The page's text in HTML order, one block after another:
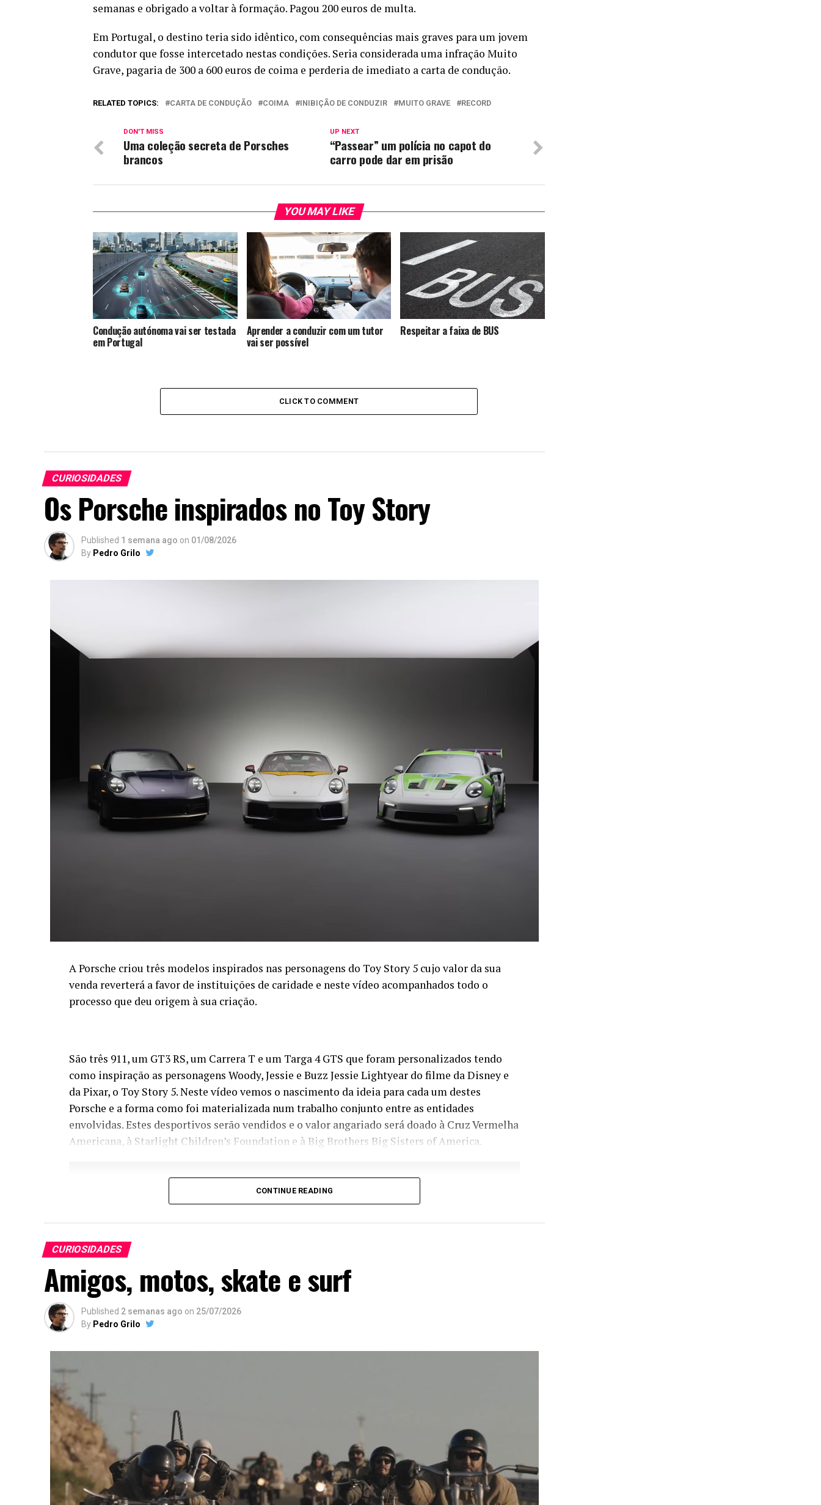
semanas e obrigado a voltar à formação. Pagou 200 euros de multa.
Em Portugal, o destino teria sido idêntico, com consequências mais graves para um jovem
condutor que fosse intercetado nestas condições. Seria considerada uma infração Muito
Grave, pagaria de 300 a 600 euros de coima e perderia de imediato a carta de condução.
RELATED TOPICS: CARTA DE CONDUÇÃO COIMA INIBIÇÃO DE CONDUZIR MUITO GRAVE RECORD
UP NEXT
“Passear” um polícia no capot do
carro pode dar em prisão
DON'T MISS
Uma coleção secreta de Porsches
brancos
YOU MAY LIKE
Condução autónoma vai ser testada
em Portugal
Aprender a conduzir com um tutor
vai ser possível
Respeitar a faixa de BUS
CLICK TO COMMENT
CURIOSIDADES
Os Porsche inspirados no Toy Story
Published 1 semana ago on 01/08/2026
By Pedro Grilo
A Porsche criou três modelos inspirados nas personagens do Toy Story 5 cujo valor da sua
venda reverterá a favor de instituições de caridade e neste vídeo acompanhados todo o
processo que deu origem à sua criação.
São três 911, um GT3 RS, um Carrera T e um Targa 4 GTS que foram personalizados tendo
como inspiração as personagens Woody, Jessie e Buzz Jessie Lightyear do filme da Disney e
da Pixar, o Toy Story 5. Neste vídeo vemos o nascimento da ideia para cada um destes
Porsche e a forma como foi materializada num trabalho conjunto entre as entidades
envolvidas. Estes desportivos serão vendidos e o valor angariado será doado à Cruz Vermelha
Americana, à Starlight Children’s Foundation e à Big Brothers Big Sisters of America.
CONTINUE READING
CURIOSIDADES
Amigos, motos, skate e surf
Published 2 semanas ago on 25/07/2026
By Pedro Grilo